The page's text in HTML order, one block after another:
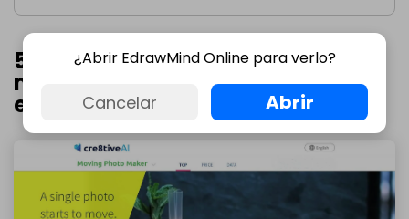
5. Cre8tive: Creador de videos en
movimiento para cortometrajes
en 3D
¿Abrir EdrawMind Online para verlo?
Cancelar Abrir